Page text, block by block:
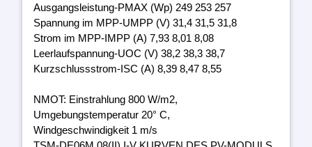
Ausgangsleistung-PMAX (Wp) 249 253 257
Spannung im MPP-UMPP (V) 31,4 31,5 31,8
Strom im MPP-IMPP (A) 7,93 8,01 8,08
Leerlaufspannung-UOC (V) 38,2 38,3 38,7
Kurzschlussstrom-ISC (A) 8,39 8,47 8,55
NMOT: Einstrahlung 800 W/m2,
Umgebungstemperatur 20° C,
Windgeschwindigkeit 1 m/s